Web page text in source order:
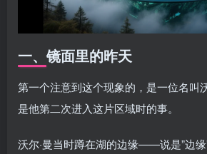
一、镜面里的昨天
第一个注意到这个现象的，是一位名叫
是他第二次进入这片区域时的事。
沃尔·曼当时蹲在湖的边缘——说是”边